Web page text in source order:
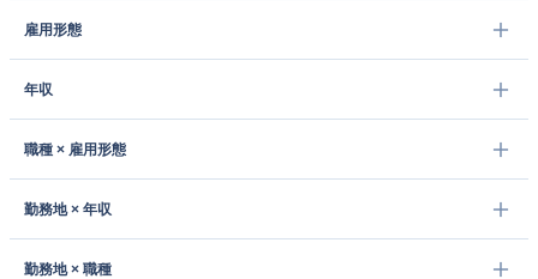
雇用形態
年収
職種 × 雇用形態
勤務地 × 年収
勤務地 × 職種